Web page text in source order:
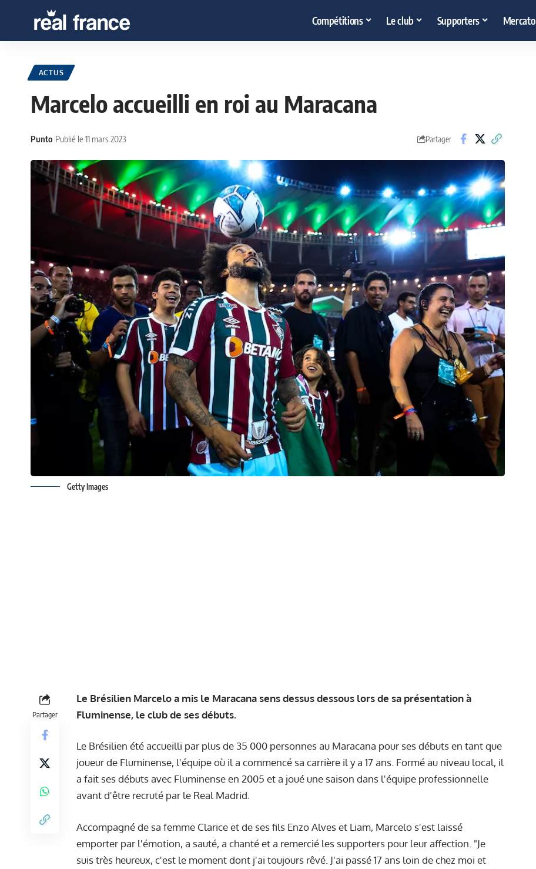
Compétitions Le club Supporters Mercato
ACTUS
Marcelo accueilli en roi au Maracana
Punto Publié le 11 mars 2023 Partager
Getty Images
Partager
Le Brésilien Marcelo a mis le Maracana sens dessus dessous lors de sa présentation à
Fluminense, le club de ses débuts.
Le Brésilien été accueilli par plus de 35 000 personnes au Maracana pour ses débuts en tant que
joueur de Fluminense, l'équipe où il a commencé sa carrière il y a 17 ans. Formé au niveau local, il
a fait ses débuts avec Fluminense en 2005 et a joué une saison dans l'équipe professionnelle
avant d'être recruté par le Real Madrid.
Accompagné de sa femme Clarice et de ses fils Enzo Alves et Liam, Marcelo s'est laissé
emporter par l'émotion, a sauté, a chanté et a remercié les supporters pour leur affection. "Je
suis très heureux, c'est le moment dont j'ai toujours rêvé. J'ai passé 17 ans loin de chez moi et